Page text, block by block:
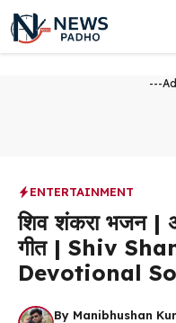
Skip
to
content
---
ENTERTAINMENT
शिव शंकरा भजन |
गीत | Shiv
Devotional
By Manibhushan